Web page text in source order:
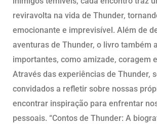
reviravolta na vida de Thunder,
emocionante e imprevisível. Além de
aventuras de Thunder, o livro também
importantes, como amizade, coragem
Através das experiências de Thunder,
convidados a refletir sobre nossas
encontrar inspiração para enfrentar
pessoais. “Contos de Thunder: A